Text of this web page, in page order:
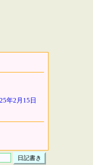
年2月15日